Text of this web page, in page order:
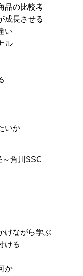
品の比較考
成長させる
い
ル
いか
～角川SSC
けながら学ぶ
ける
か